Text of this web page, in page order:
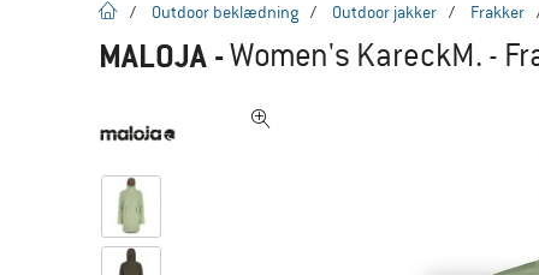
Hjemmeside
/ Outdoor beklædning / Outdoor jakker / Frakker
MALOJA -Women's KareckM. -